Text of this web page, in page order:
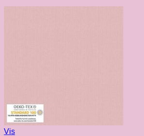
Vis